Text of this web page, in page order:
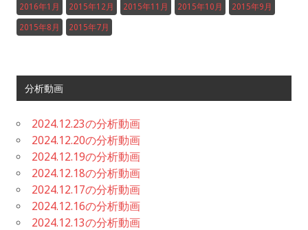
2016年1月 2015年12月 2015年11月 2015年10月 2015年9月
2015年8月 2015年7月
分析動画
2024.12.23の分析動画
2024.12.20の分析動画
2024.12.19の分析動画
2024.12.18の分析動画
2024.12.17の分析動画
2024.12.16の分析動画
2024.12.13の分析動画